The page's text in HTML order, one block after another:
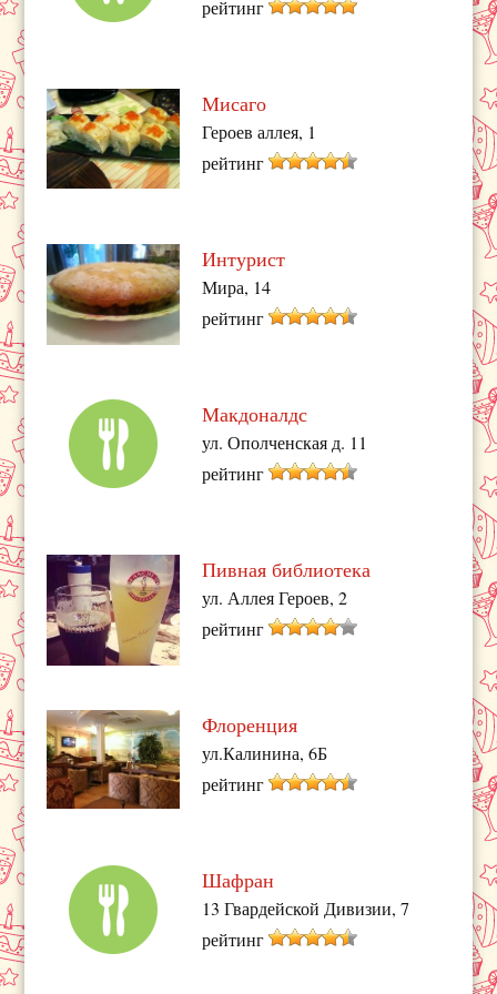
рейтинг
Мисаго
Героев аллея, 1
рейтинг
Интурист
Мира, 14
рейтинг
Макдоналдс
ул. Ополченская д. 11
рейтинг
Пивная библиотека
ул. Аллея Героев, 2
рейтинг
Флоренция
ул.Калинина, 6Б
рейтинг
Шафран
13 Гвардейской Дивизии, 7
рейтинг